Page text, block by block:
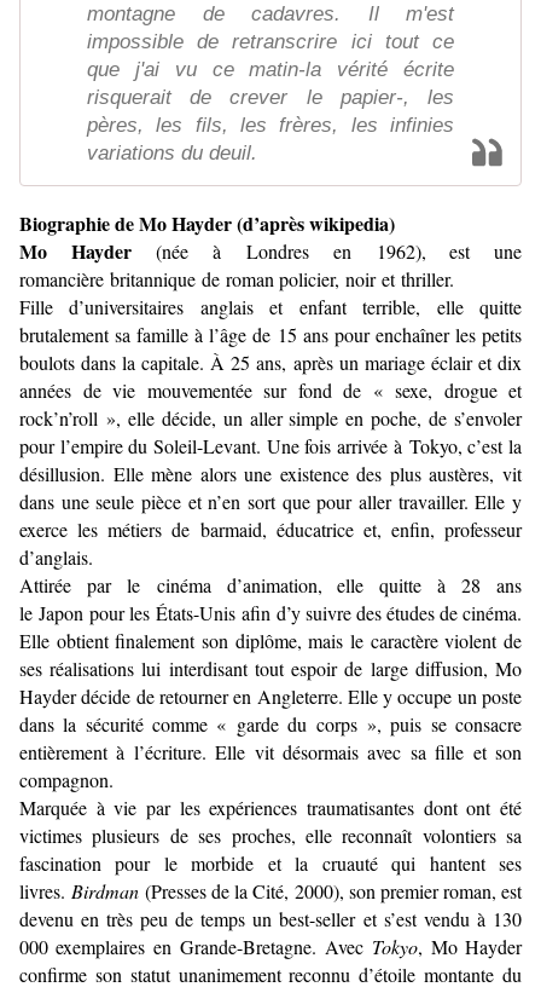
montagne de cadavres. Il m'est
impossible de retranscrire ici tout ce
que j'ai vu ce matin-la vérité écrite
risquerait de crever le papier-, les
pères, les fils, les frères, les infinies
variations du deuil.
Biographie de Mo Hayder (d’après wikipedia)
Mo Hayder(née à Londres en 1962), est une
romancière britannique de roman policier, noir et thriller.
Fille d’universitaires anglais et enfant terrible, elle quitte
brutalement sa famille à l’âge de 15 ans pour enchaîner les petits
boulots dans la capitale. À 25 ans, après un mariage éclair et dix
années de vie mouvementée sur fond de « sexe, drogue et
rock’n’roll », elle décide, un aller simple en poche, de s’envoler
pour l’empire du Soleil-Levant. Une fois arrivée à Tokyo, c’est la
désillusion. Elle mène alors une existence des plus austères, vit
dans une seule pièce et n’en sort que pour aller travailler. Elle y
exerce les métiers de barmaid, éducatrice et, enfin, professeur
d’anglais.
Attirée par le cinéma d’animation, elle quitte à 28 ans
le Japon pour les États-Unis afin d’y suivre des études de cinéma.
Elle obtient finalement son diplôme, mais le caractère violent de
ses réalisations lui interdisant tout espoir de large diffusion, Mo
Hayder décide de retourner en Angleterre. Elle y occupe un poste
dans la sécurité comme « garde du corps », puis se consacre
entièrement à l’écriture. Elle vit désormais avec sa fille et son
compagnon.
Marquée à vie par les expériences traumatisantes dont ont été
victimes plusieurs de ses proches, elle reconnaît volontiers sa
fascination pour le morbide et la cruauté qui hantent ses
livres. Birdman (Presses de la Cité, 2000), son premier roman, est
devenu en très peu de temps un best-seller et s’est vendu à 130
000 exemplaires en Grande-Bretagne. Avec Tokyo, Mo Hayder
confirme son statut unanimement reconnu d’étoile montante du